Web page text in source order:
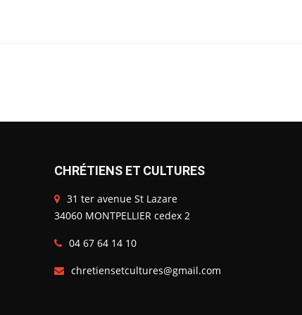
CHRÉTIENS ET CULTURES
31 ter avenue St Lazare
34060 MONTPELLIER cedex 2
04 67 64 14 10
chretiensetcultures@gmail.com